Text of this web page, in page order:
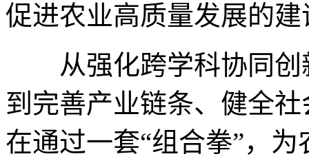
促进农业高质量发展的建
从强化跨学科协同创
到完善产业链条、健全
在通过一套“组合拳”，